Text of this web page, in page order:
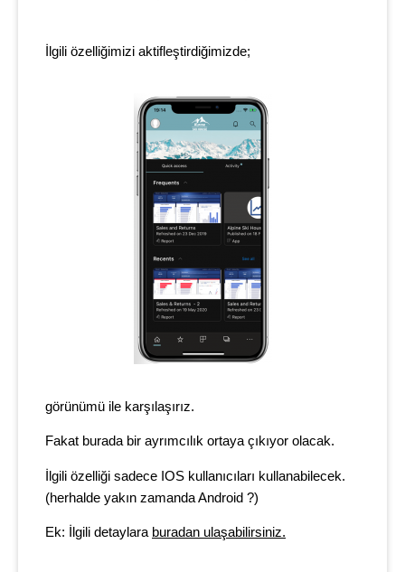
İlgili özelliğimizi aktifleştirdiğimizde;
görünümü ile karşılaşırız.
Fakat burada bir ayrımcılık ortaya çıkıyor olacak.
İlgili özelliği sadece IOS kullanıcıları kullanabilecek.
(herhalde yakın zamanda Android ?)
Ek: İlgili detaylara buradan ulaşabilirsiniz.